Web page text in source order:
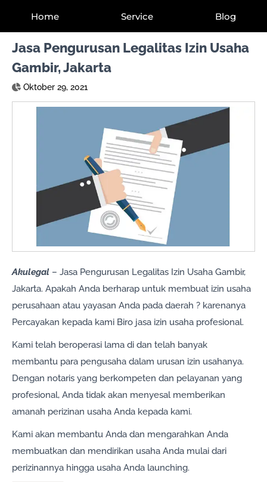
Home Service Blog
Jasa Pengurusan Legalitas Izin Usaha
Gambir, Jakarta
Oktober 29, 2021
Akulegal – Jasa Pengurusan Legalitas Izin Usaha Gambir,
Jakarta. Apakah Anda berharap untuk membuat izin usaha
perusahaan atau yayasan Anda pada daerah ? karenanya
Percayakan kepada kami Biro jasa izin usaha profesional.
Kami telah beroperasi lama di dan telah banyak
membantu para pengusaha dalam urusan izin usahanya.
Dengan notaris yang berkompeten dan pelayanan yang
profesional, Anda tidak akan menyesal memberikan
amanah perizinan usaha Anda kepada kami.
Kami akan membantu Anda dan mengarahkan Anda
membuatkan dan mendirikan usaha Anda mulai dari
perizinannya hingga usaha Anda launching.